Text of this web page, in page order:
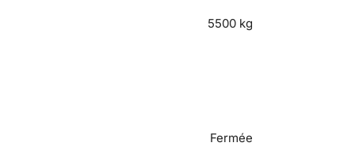
5500 kg
Fermée